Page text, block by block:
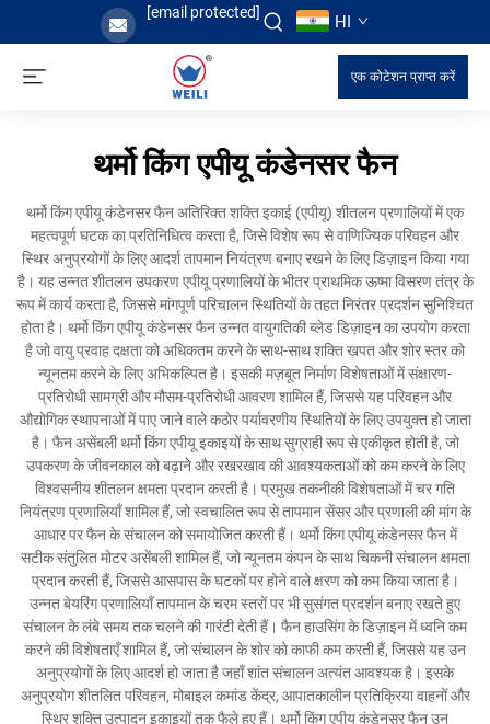
[email protected] HI
एक कोटेशन प्राप्त करें
थर्मो किंग एपीयू कंडेनसर फैन
थर्मो किंग एपीयू कंडेनसर फैन अतिरिक्त शक्ति इकाई (एपीयू) शीतलन प्रणालियों में एक
महत्वपूर्ण घटक का प्रतिनिधित्व करता है, जिसे विशेष रूप से वाणिज्यिक परिवहन और
स्थिर अनुप्रयोगों के लिए आदर्श तापमान नियंत्रण बनाए रखने के लिए डिज़ाइन किया गया
है। यह उन्नत शीतलन उपकरण एपीयू प्रणालियों के भीतर प्राथमिक ऊष्मा विसरण तंत्र के
रूप में कार्य करता है, जिससे मांगपूर्ण परिचालन स्थितियों के तहत निरंतर प्रदर्शन सुनिश्चित
होता है। थर्मो किंग एपीयू कंडेनसर फैन उन्नत वायुगतिकी ब्लेड डिज़ाइन का उपयोग करता
है जो वायु प्रवाह दक्षता को अधिकतम करने के साथ-साथ शक्ति खपत और शोर स्तर को
न्यूनतम करने के लिए अभिकल्पित है। इसकी मज़बूत निर्माण विशेषताओं में संक्षारण-
प्रतिरोधी सामग्री और मौसम-प्रतिरोधी आवरण शामिल हैं, जिससे यह परिवहन और
औद्योगिक स्थापनाओं में पाए जाने वाले कठोर पर्यावरणीय स्थितियों के लिए उपयुक्त हो जाता
है। फैन असेंबली थर्मो किंग एपीयू इकाइयों के साथ सुग्राही रूप से एकीकृत होती है, जो
उपकरण के जीवनकाल को बढ़ाने और रखरखाव की आवश्यकताओं को कम करने के लिए
विश्वसनीय शीतलन क्षमता प्रदान करती है। प्रमुख तकनीकी विशेषताओं में चर गति
नियंत्रण प्रणालियाँ शामिल हैं, जो स्वचालित रूप से तापमान सेंसर और प्रणाली की मांग के
आधार पर फैन के संचालन को समायोजित करती हैं। थर्मो किंग एपीयू कंडेनसर फैन में
सटीक संतुलित मोटर असेंबली शामिल हैं, जो न्यूनतम कंपन के साथ चिकनी संचालन क्षमता
प्रदान करती हैं, जिससे आसपास के घटकों पर होने वाले क्षरण को कम किया जाता है।
उन्नत बेयरिंग प्रणालियाँ तापमान के चरम स्तरों पर भी सुसंगत प्रदर्शन बनाए रखते हुए
संचालन के लंबे समय तक चलने की गारंटी देती हैं। फैन हाउसिंग के डिज़ाइन में ध्वनि कम
करने की विशेषताएँ शामिल हैं, जो संचालन के शोर को काफी कम करती हैं, जिससे यह उन
अनुप्रयोगों के लिए आदर्श हो जाता है जहाँ शांत संचालन अत्यंत आवश्यक है। इसके
अनुप्रयोग शीतलित परिवहन, मोबाइल कमांड केंद्र, आपातकालीन प्रतिक्रिया वाहनों और
स्थिर शक्ति उत्पादन इकाइयों तक फैले हुए हैं। थर्मो किंग एपीयू कंडेनसर फैन उन